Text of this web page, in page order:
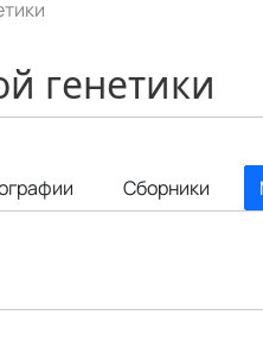
генетики
Сборники